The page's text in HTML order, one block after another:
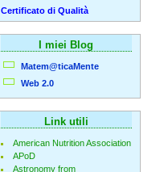
Certificato di Qualità
I miei Blog
Matem@ticaMente
Web 2.0
Link utili
American Nutrition Association
APoD
Astronomy from